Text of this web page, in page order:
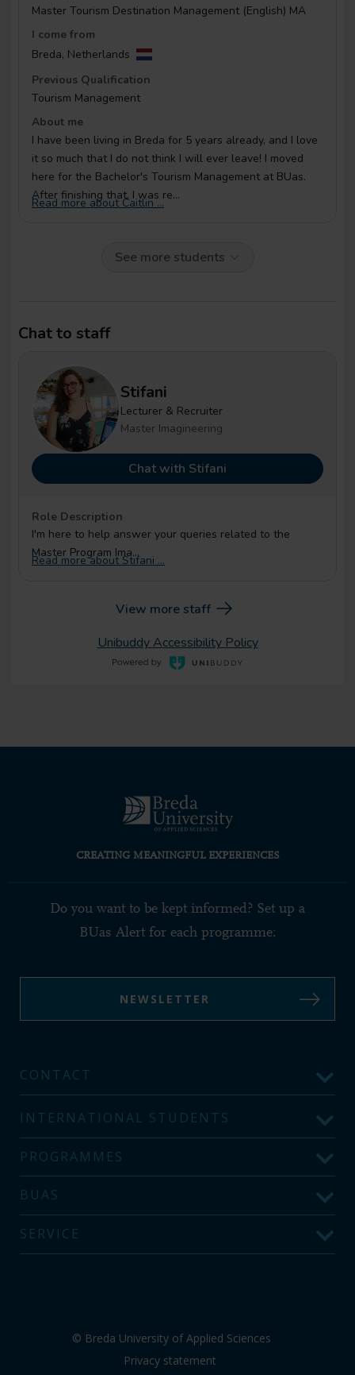
CREATING MEANINGFUL EXPERIENCES
Do you want to be kept informed? Set up a
BUas Alert for each programme:
NEWSLETTER
CONTACT
INTERNATIONAL STUDENTS
PROGRAMMES
BUAS
SERVICE
© Breda University of Applied Sciences
Privacy statement